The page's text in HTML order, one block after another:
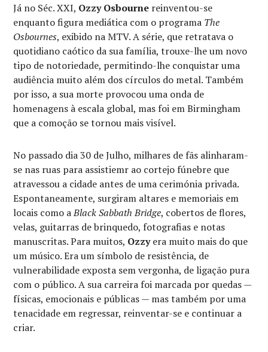
Já no Séc. XXI, Ozzy Osbourne reinventou-se
enquanto figura mediática com o programa The
Osbournes, exibido na MTV. A série, que retratava o
quotidiano caótico da sua família, trouxe-lhe um novo
tipo de notoriedade, permitindo-lhe conquistar uma
audiência muito além dos círculos do metal. Também
por isso, a sua morte provocou uma onda de
homenagens à escala global, mas foi em Birmingham
que a comoção se tornou mais visível.
No passado dia 30 de Julho, milhares de fãs alinharam-
se nas ruas para assistiemr ao cortejo fúnebre que
atravessou a cidade antes de uma cerimónia privada.
Espontaneamente, surgiram altares e memoriais em
locais como aBlack Sabbath Bridge, cobertos de flores,
velas, guitarras de brinquedo, fotografias e notas
manuscritas. Para muitos, Ozzyera muito mais do que
um músico. Era um símbolo de resistência, de
vulnerabilidade exposta sem vergonha, de ligação pura
com o público. A sua carreira foi marcada por quedas —
físicas, emocionais e públicas — mas também por uma
tenacidade em regressar, reinventar-se e continuar a
criar.